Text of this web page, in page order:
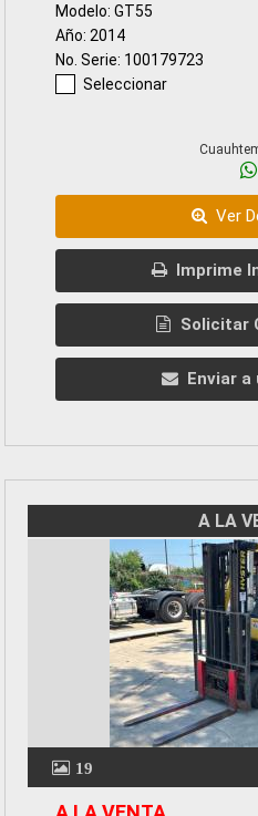
Modelo: GT55
Año: 2014
No. Serie: 100179723
Seleccionar
Ver
Imprime
Solicitar
Enviar a
A LA
19